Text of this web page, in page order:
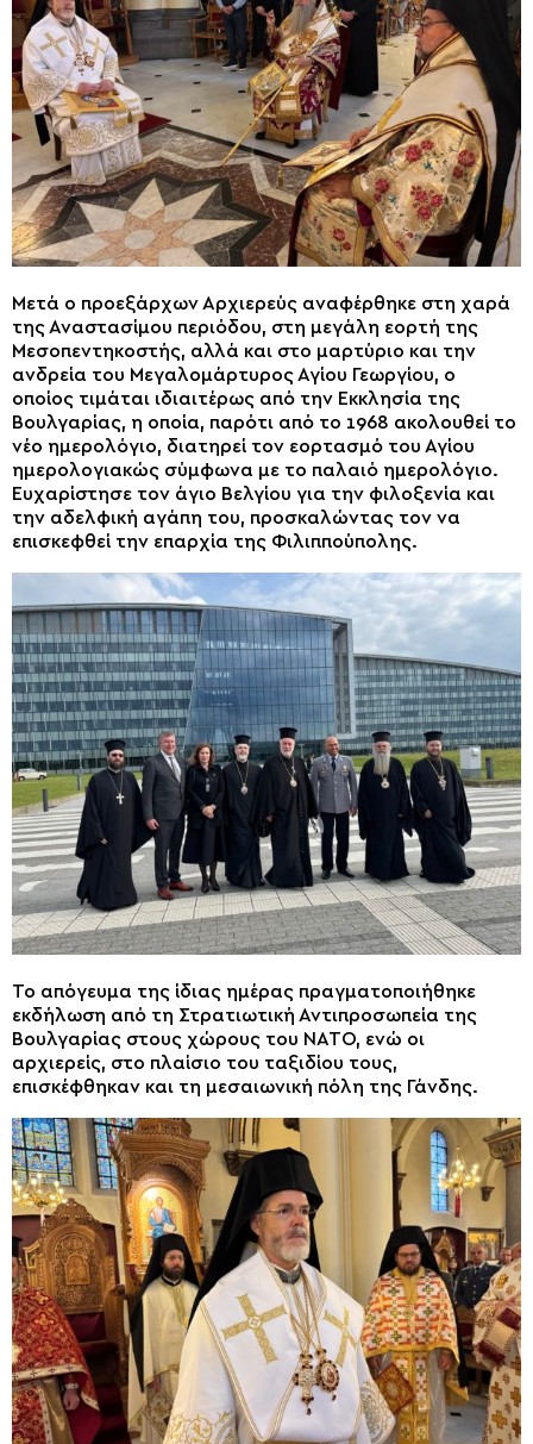
Μετά ο προεξάρχων Αρχιερεύς αναφέρθηκε στη χαρά
της Αναστασίμου περιόδου, στη μεγάλη εορτή της
Μεσοπεντηκοστής, αλλά και στο μαρτύριο και την
ανδρεία του Μεγαλομάρτυρος Αγίου Γεωργίου, ο
οποίος τιμάται ιδιαιτέρως από την Εκκλησία της
Βουλγαρίας, η οποία, παρότι από το 1968 ακολουθεί το
νέο ημερολόγιο, διατηρεί τον εορτασμό του Αγίου
ημερολογιακώς σύμφωνα με το παλαιό ημερολόγιο.
Ευχαρίστησε τον άγιο Βελγίου για την φιλοξενία και
την αδελφική αγάπη του, προσκαλώντας τον να
επισκεφθεί την επαρχία της Φιλιππούπολης.
Το απόγευμα της ίδιας ημέρας πραγματοποιήθηκε
εκδήλωση από τη Στρατιωτική Αντιπροσωπεία της
Βουλγαρίας στους χώρους του ΝΑΤΟ, ενώ οι
αρχιερείς, στο πλαίσιο του ταξιδίου τους,
επισκέφθηκαν και τη μεσαιωνική πόλη της Γάνδης.